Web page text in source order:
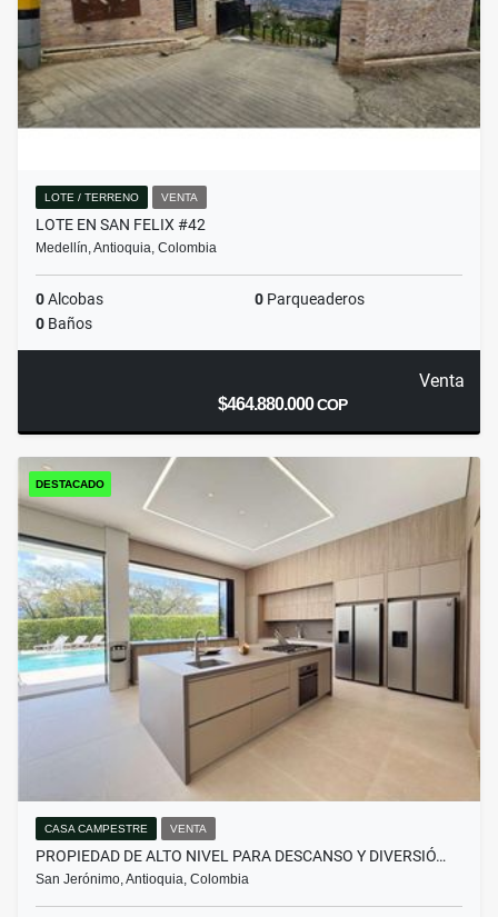
LOTE / TERRENO VENTA
LOTE EN SAN FELIX #42
Medellín, Antioquia, Colombia
0Alcobas 0 Parqueaderos
0 Baños
Venta
$464.880.000COP
DESTACADO
CASA CAMPESTRE VENTA
PROPIEDAD DE ALTO NIVEL PARA DESCANSO Y DIVERSIÓ…
San Jerónimo, Antioquia, Colombia